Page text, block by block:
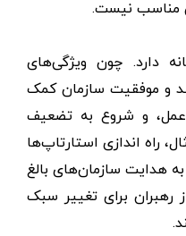
مناسب نیست.
دارد. چون ویژگی‌های
و موفقیت سازمان کمک
عمل، و شروع به تضعیف
راه اندازی استارتاپ‌ها
هدایت سازمان‌های بالغ
رهبران برای تغییر سبک